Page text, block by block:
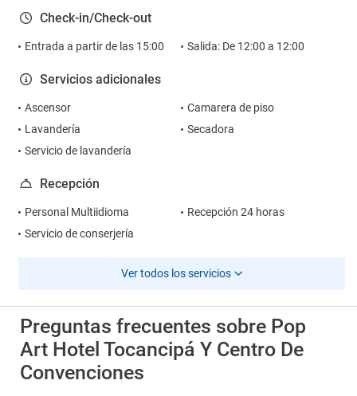
Check-in/Check-out
Entrada a partir de las 15:00 Salida: De 12:00 a 12:00
Servicios adicionales
Ascensor
Camarera de piso
Lavandería
Secadora
Servicio de lavandería
Recepción
Personal Multiidioma
Recepción 24 horas
Servicio de conserjería
Ver todos los servicios
Preguntas frecuentes sobre Pop
Art Hotel Tocancipá Y Centro De
Convenciones